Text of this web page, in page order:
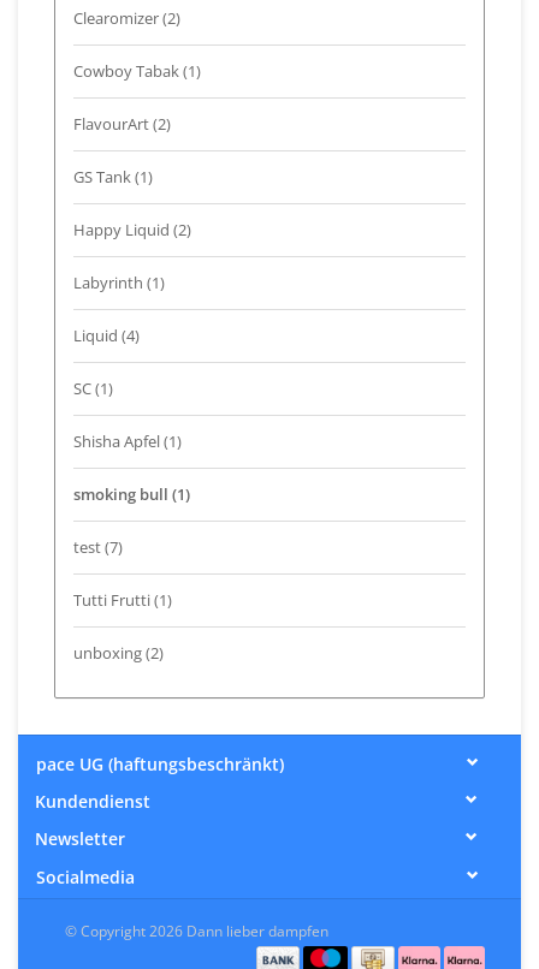
Clearomizer(2)
Cowboy Tabak(1)
FlavourArt(2)
GS Tank(1)
Happy Liquid (2)
Labyrinth (1)
Liquid (4)
SC(1)
Shisha Apfel(1)
smoking bull (1)
test(7)
Tutti Frutti(1)
unboxing(2)
pace UG (haftungsbeschränkt)
Kundendienst
Newsletter
Socialmedia
© Copyright 2026 Dann lieber dampfen